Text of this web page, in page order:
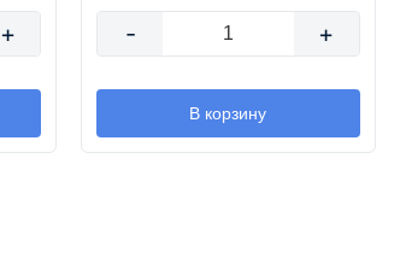
+ - +
В корзину